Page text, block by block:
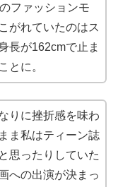
ファッションモ
がれていたのはス
長が162cmで止ま
とに。
りに挫折感を味わ
ま私はティーン誌
思ったりしていた
への出演が決まっ